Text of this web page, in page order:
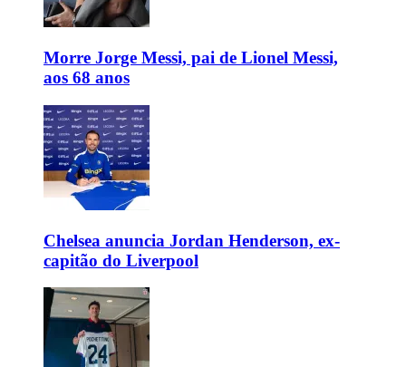
Morre Jorge Messi, pai de Lionel Messi,
aos 68 anos
Chelsea anuncia Jordan Henderson, ex-
capitão do Liverpool